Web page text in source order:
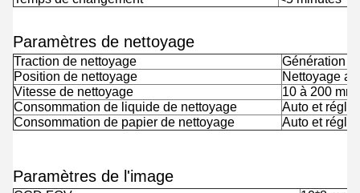
Paramètres de nettoyage
Traction de nettoyage
Génération
Position de nettoyage
Nettoyage
Vitesse de nettoyage
10 à 200
Consommation de liquide de nettoyage
Auto et
Consommation de papier de nettoyage
Auto et
Paramètres de l'image